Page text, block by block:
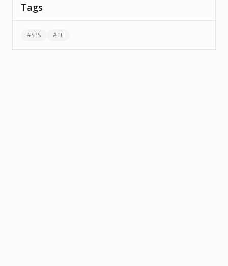
Tags
#SPS #TF